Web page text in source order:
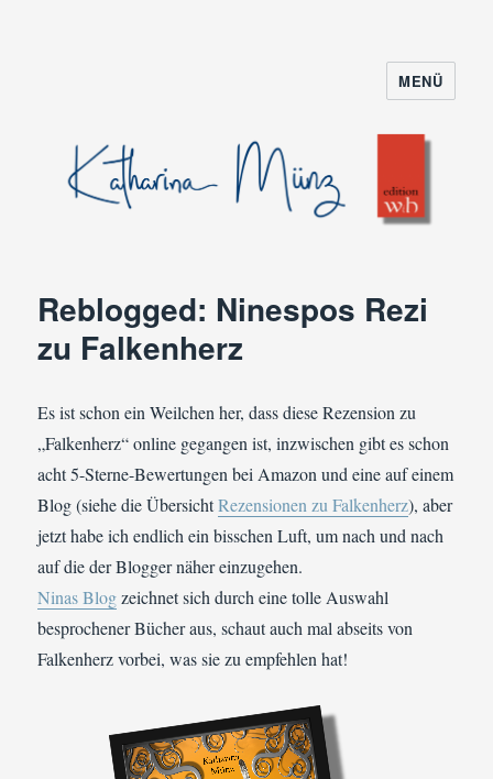
MENÜ
Reblogged: Ninespos Rezi
zu Falkenherz
Es ist schon ein Weilchen her, dass diese Rezension zu
„Falkenherz“ online gegangen ist, inzwischen gibt es schon
acht 5-Sterne-Bewertungen bei Amazon und eine auf einem
Blog (siehe die ÜbersichtRezensionen zu Falkenherz), aber
jetzt habe ich endlich ein bisschen Luft, um nach und nach
auf die der Blogger näher einzugehen.
Ninas Blogzeichnet sich durch eine tolle Auswahl
besprochener Bücher aus, schaut auch mal abseits von
Falkenherz vorbei, was sie zu empfehlen hat!